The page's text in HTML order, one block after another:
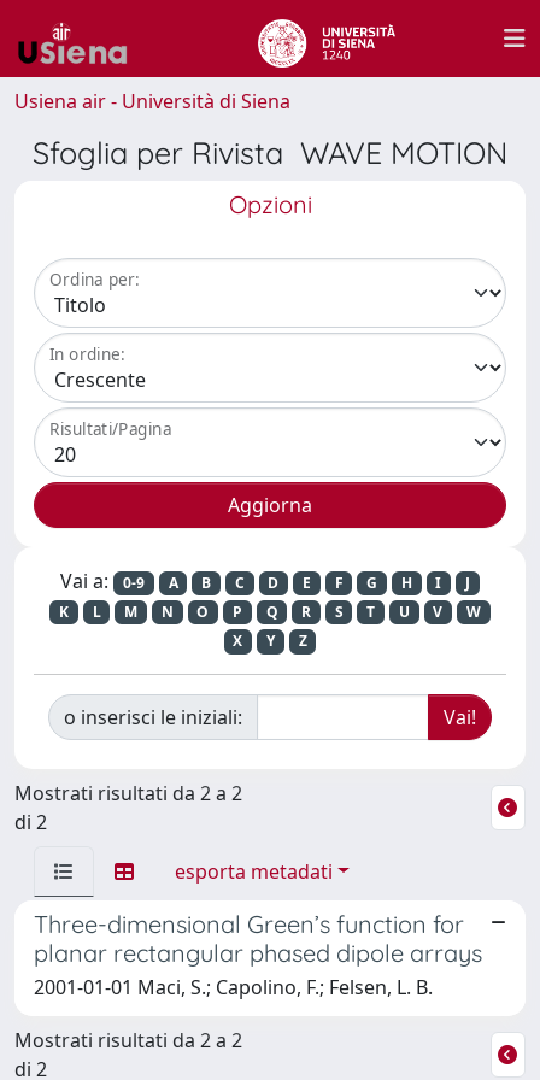
Usiena air - Università di Siena
Sfoglia per Rivista WAVE MOTION
Opzioni
Ordina per:
In ordine:
Risultati/Pagina
Vai a: 0-9 A B C D E F G H I
J
K
L M N O P Q R S T U V
W
X
Y Z
o inserisci le iniziali:
Mostrati risultati da 2 a 2
di 2
esporta metadati
Three-dimensional Green’s function for
planar rectangular phased dipole arrays
2001-01-01 Maci, S.; Capolino, F.; Felsen, L. B.
Mostrati risultati da 2 a 2
di 2